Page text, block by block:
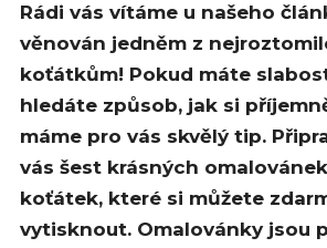
Rádi vás vítáme u našeho
věnován jedněm z
koťátkům! Pokud máte
hledáte způsob, jak si
máme pro vás skvělý tip.
vás šest krásných
koťátek, které si můžete
vytisknout. Omalovánky jsou